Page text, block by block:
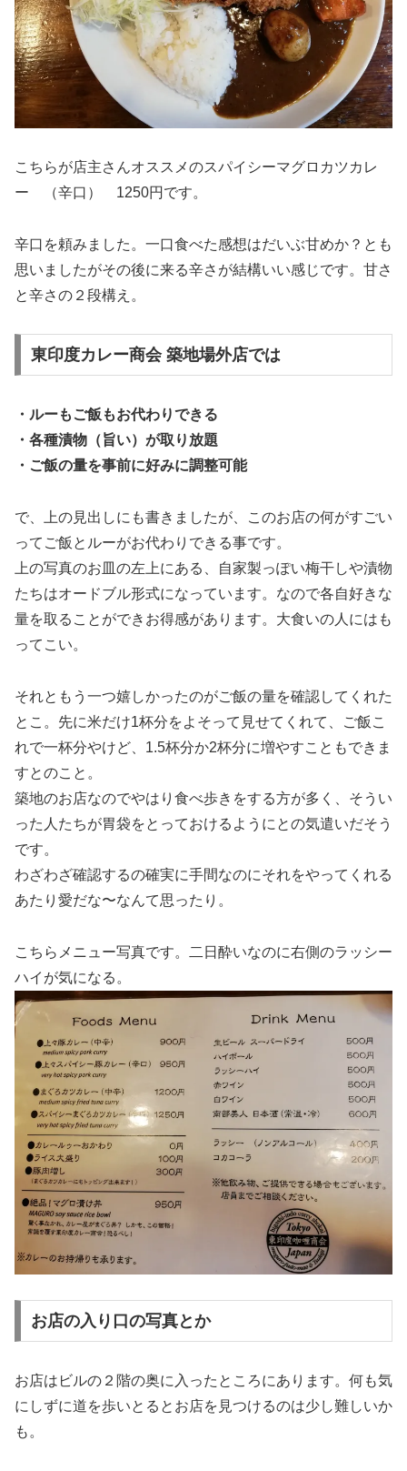
こちらが店主さんオススメのスパイシーマグロカツカレ
ー （辛口） 1250円です。
辛口を頼みました。一口食べた感想はだいぶ甘めか？とも
思いましたがその後に来る辛さが結構いい感じです。甘さ
と辛さの２段構え。
東印度カレー商会 築地場外店では
・ルーもご飯もお代わりできる
・各種漬物（旨い）が取り放題
・ご飯の量を事前に好みに調整可能
で、上の見出しにも書きましたが、このお店の何がすごい
ってご飯とルーがお代わりできる事です。
上の写真のお皿の左上にある、自家製っぽい梅干しや漬物
たちはオードブル形式になっています。なので各自好きな
量を取ることができお得感があります。大食いの人にはも
ってこい。
それともう一つ嬉しかったのがご飯の量を確認してくれた
とこ。先に米だけ1杯分をよそって見せてくれて、ご飯こ
れで一杯分やけど、1.5杯分か2杯分に増やすこともできま
すとのこと。
築地のお店なのでやはり食べ歩きをする方が多く、そうい
った人たちが胃袋をとっておけるようにとの気遣いだそう
です。
わざわざ確認するの確実に手間なのにそれをやってくれる
あたり愛だな〜なんて思ったり。
こちらメニュー写真です。二日酔いなのに右側のラッシー
ハイが気になる。
お店の入り口の写真とか
お店はビルの２階の奥に入ったところにあります。何も気
にしずに道を歩いとるとお店を見つけるのは少し難しいか
も。